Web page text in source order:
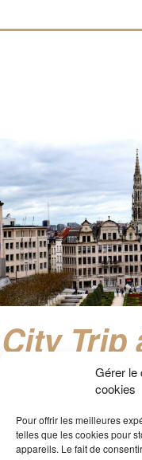
Gérer le
cookies
Pour offrir les meilleures
telles que les cookies pour
appareils. Le fait de
City Trip
Schtroumpfette trouvant
trop nul de vivre ici et
trip à Bruxelles comme
ville.